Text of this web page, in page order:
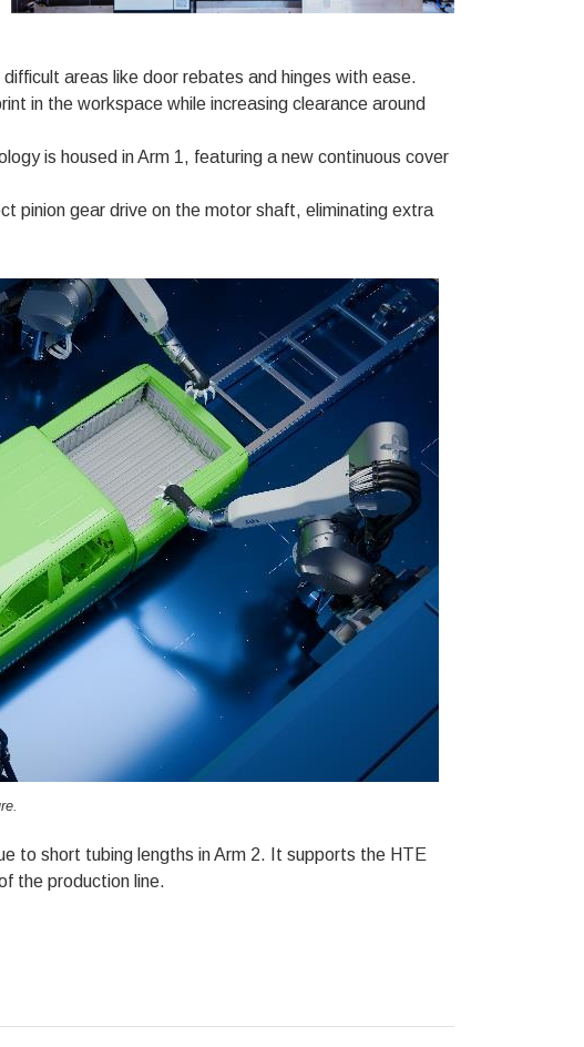
areas like door rebates and hinges with ease.
in the workspace while increasing clearance around
is housed in Arm 1, featuring a new continuous cover
pinion gear drive on the motor shaft, eliminating extra
to short tubing lengths in Arm 2. It supports the HTE
the production line.